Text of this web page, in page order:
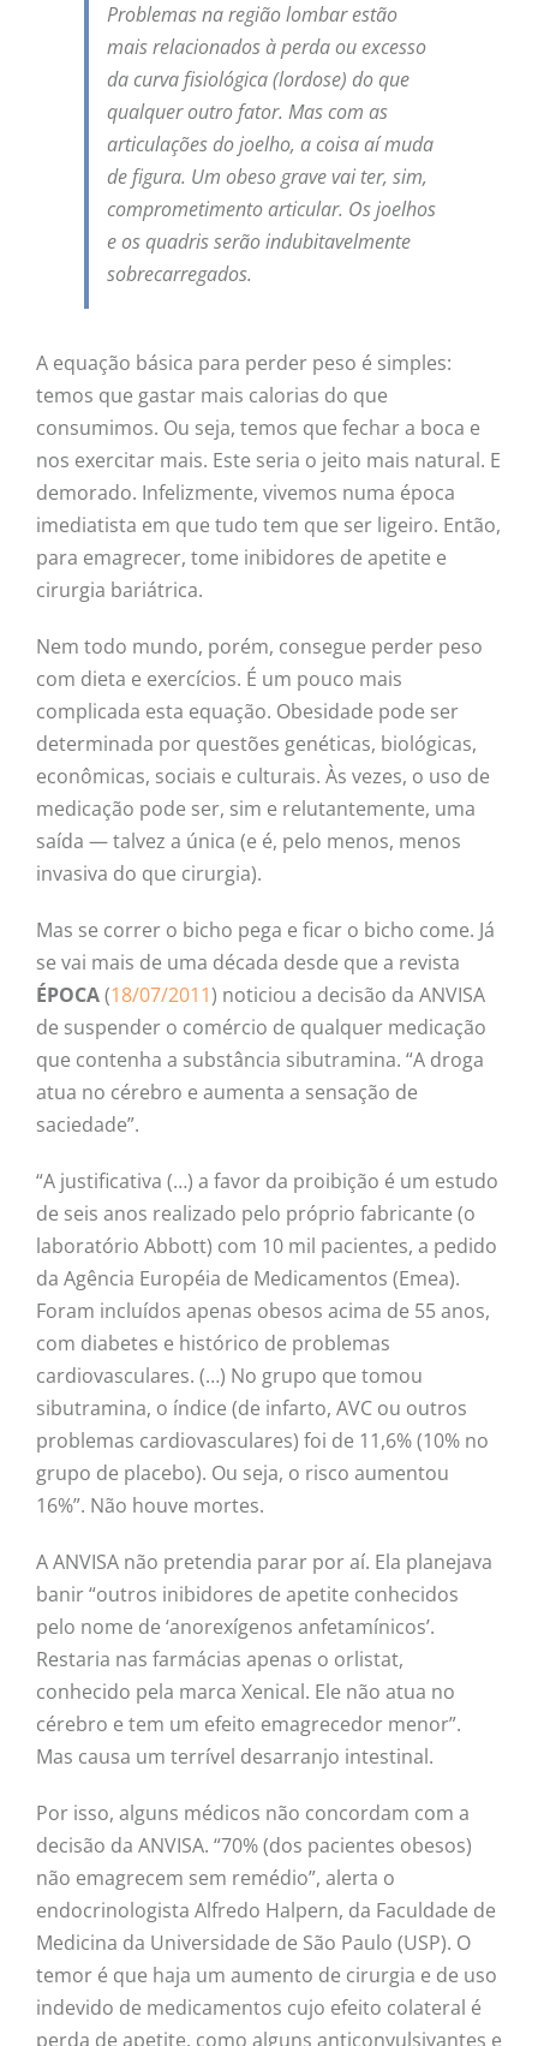
Problemas na região lombar estão
mais relacionados à perda ou excesso
da curva fisiológica (lordose) do que
qualquer outro fator. Mas com as
articulações do joelho, a coisa aí muda
de figura. Um obeso grave vai ter, sim,
comprometimento articular. Os joelhos
e os quadris serão indubitavelmente
sobrecarregados.
A equação básica para perder peso é simples:
temos que gastar mais calorias do que
consumimos. Ou seja, temos que fechar a boca e
nos exercitar mais. Este seria o jeito mais natural. E
demorado. Infelizmente, vivemos numa época
imediatista em que tudo tem que ser ligeiro. Então,
para emagrecer, tome inibidores de apetite e
cirurgia bariátrica.
Nem todo mundo, porém, consegue perder peso
com dieta e exercícios. É um pouco mais
complicada esta equação. Obesidade pode ser
determinada por questões genéticas, biológicas,
econômicas, sociais e culturais. Às vezes, o uso de
medicação pode ser, sim e relutantemente, uma
saída — talvez a única (e é, pelo menos, menos
invasiva do que cirurgia).
Mas se correr o bicho pega e ficar o bicho come. Já
se vai mais de uma década desde que a revista
ÉPOCA(18/07/2011) noticiou a decisão da ANVISA
de suspender o comércio de qualquer medicação
que contenha a substância sibutramina. “A droga
atua no cérebro e aumenta a sensação de
saciedade”.
“A justificativa (…) a favor da proibição é um estudo
de seis anos realizado pelo próprio fabricante (o
laboratório Abbott) com 10 mil pacientes, a pedido
da Agência Européia de Medicamentos (Emea).
Foram incluídos apenas obesos acima de 55 anos,
com diabetes e histórico de problemas
cardiovasculares. (…) No grupo que tomou
sibutramina, o índice (de infarto, AVC ou outros
problemas cardiovasculares) foi de 11,6% (10% no
grupo de placebo). Ou seja, o risco aumentou
16%”. Não houve mortes.
A ANVISA não pretendia parar por aí. Ela planejava
banir “outros inibidores de apetite conhecidos
pelo nome de ‘anorexígenos anfetamínicos’.
Restaria nas farmácias apenas o orlistat,
conhecido pela marca Xenical. Ele não atua no
cérebro e tem um efeito emagrecedor menor”.
Mas causa um terrível desarranjo intestinal.
Por isso, alguns médicos não concordam com a
decisão da ANVISA. “70% (dos pacientes obesos)
não emagrecem sem remédio”, alerta o
endocrinologista Alfredo Halpern, da Faculdade de
Medicina da Universidade de São Paulo (USP). O
temor é que haja um aumento de cirurgia e de uso
indevido de medicamentos cujo efeito colateral é
perda de apetite, como alguns anticonvulsivantes e